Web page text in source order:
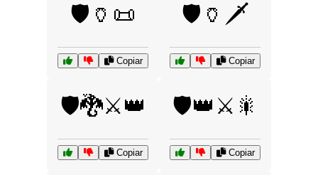
🛡️🏺📜
Copiar
🛡️🏺🗡️
Copiar
🛡️🐉⚔️👑
Copiar
🛡️👑⚔️🎇
Copiar